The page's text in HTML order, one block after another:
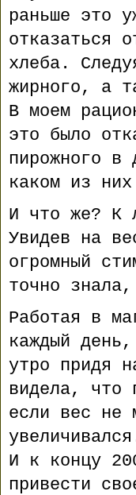
раньше это
отказаться
хлеба.
жирного, а
В моем
это было
пирожного в
каком из
И что же? К
Увидев на
огромный
точно
Работая в
каждый
утро придя
видела, что
если вес не
И к концу
привести